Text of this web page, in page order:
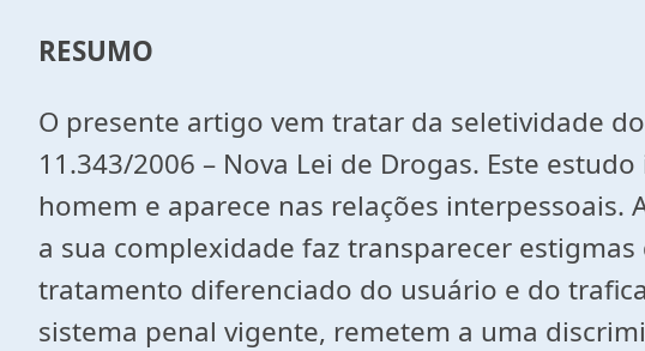
RESUMO
O presente artigo vem tratar da seletividade
11.343/2006 – Nova Lei de Drogas. Este
homem e aparece nas relações
a sua complexidade faz transparecer
tratamento diferenciado do usuário e do
sistema penal vigente, remetem a uma